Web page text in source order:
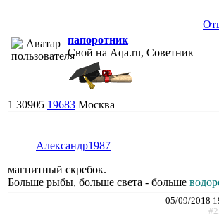
папоротник
Свой на Aqa.ru, Советник
1 30905 19683 Москва
Александр1987
магнитный скребок.
Больше рыбы, больше света - больше
05/09/2018